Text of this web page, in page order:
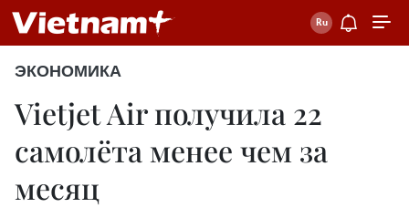
ЭКОНОМИКА
Vietjet Air получила 22
самолёта менее чем за
месяц